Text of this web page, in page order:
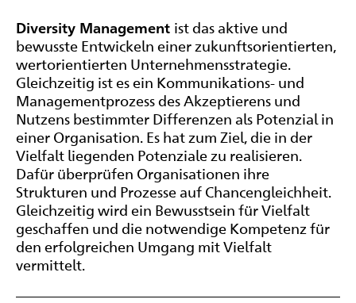
Diversity Management ist das aktive und
bewusste Entwickeln einer zukunftsorientierten,
wertorientierten Unternehmensstrategie.
Gleichzeitig ist es ein Kommunikations- und
Managementprozess des Akzeptierens und
Nutzens bestimmter Differenzen als Potenzial in
einer Organisation. Es hat zum Ziel, die in der
Vielfalt liegenden Potenziale zu realisieren.
Dafür überprüfen Organisationen ihre
Strukturen und Prozesse auf Chancengleichheit.
Gleichzeitig wird ein Bewusstsein für Vielfalt
geschaffen und die notwendige Kompetenz für
den erfolgreichen Umgang mit Vielfalt
vermittelt.